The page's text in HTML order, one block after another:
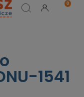
1541